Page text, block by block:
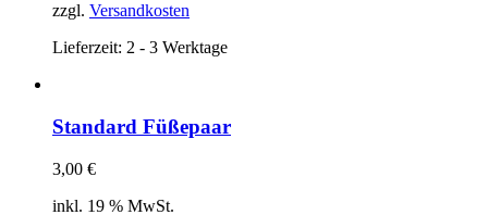
zzgl. Versandkosten
Lieferzeit: 2 - 3 Werktage
Standard Füßepaar
3,00 €
inkl. 19 % MwSt.